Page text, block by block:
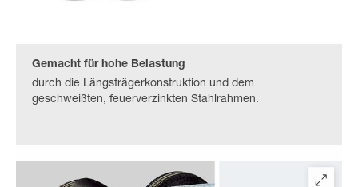
Gemacht für hohe Belastung
durch die Längsträgerkonstruktion und dem
geschweißten, feuerverzinkten Stahlrahmen.